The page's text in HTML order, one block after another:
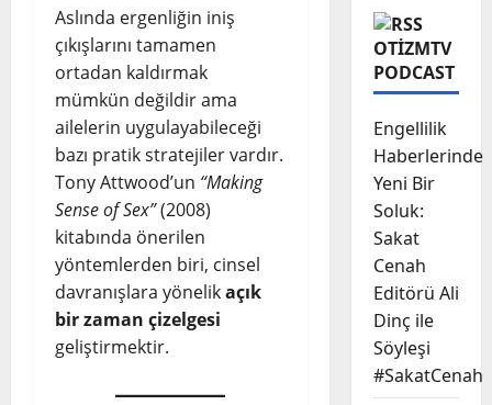
Aslında ergenliğin iniş
çıkışlarını tamamen
ortadan kaldırmak
mümkün değildir ama
ailelerin uygulayabileceği
bazı pratik stratejiler vardır.
Tony Attwood’un “Making
Sense of Sex”(2008)
kitabında önerilen
yöntemlerden biri, cinsel
davranışlara yönelikaçık
bir zaman çizelgesi
geliştirmektir.
OTIZMTV
PODCAST
Engellilik
Haberlerinde
Yeni Bir
Soluk:
Sakat
Cenah
Editörü Ali
Dinç ile
Söyleşi
#SakatCenah